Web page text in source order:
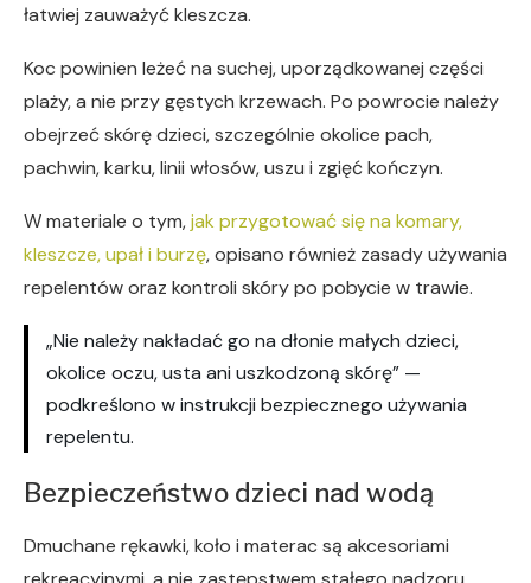
łatwiej zauważyć kleszcza.
Koc powinien leżeć na suchej, uporządkowanej części
plaży, a nie przy gęstych krzewach. Po powrocie należy
obejrzeć skórę dzieci, szczególnie okolice pach,
pachwin, karku, linii włosów, uszu i zgięć kończyn.
W materiale o tym,jak przygotować się na komary,
kleszcze, upał i burzę, opisano również zasady używania
repelentów oraz kontroli skóry po pobycie w trawie.
„Nie należy nakładać go na dłonie małych dzieci,
okolice oczu, usta ani uszkodzoną skórę” —
podkreślono w instrukcji bezpiecznego używania
repelentu.
Bezpieczeństwo dzieci nad wodą
Dmuchane rękawki, koło i materac są akcesoriami